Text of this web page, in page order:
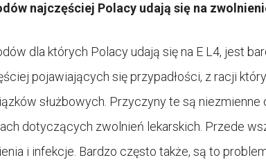
najczęściej Polacy udają się na
dla których Polacy udają się na E L4, jest
pojawiających się przypadłości, z racji
służbowych. Przyczyny te są niezmienne
dotyczących zwolnień lekarskich. Przede
i infekcje. Bardzo często także, są to